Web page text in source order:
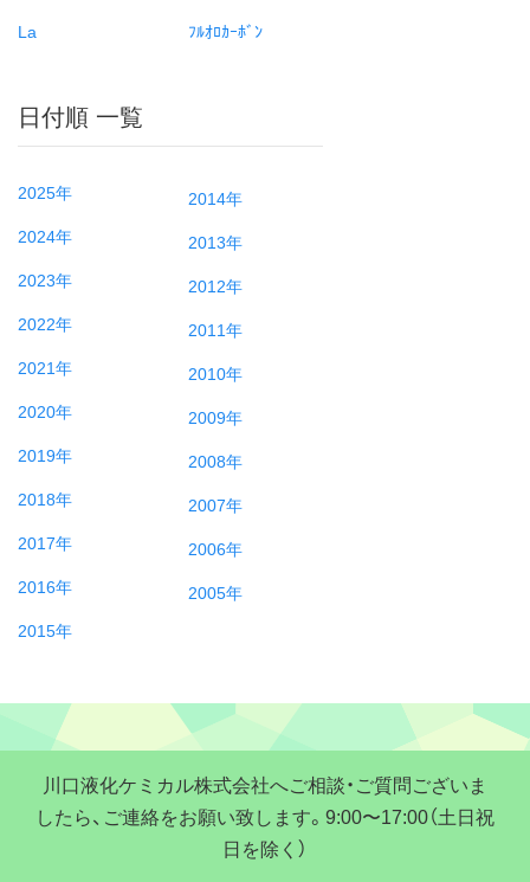
La
ﾌﾙｵﾛｶｰﾎﾞﾝ
日付順 一覧
2025年
2024年
2023年
2022年
2021年
2020年
2019年
2018年
2017年
2016年
2015年
2014年
2013年
2012年
2011年
2010年
2009年
2008年
2007年
2006年
2005年
川口液化ケミカル株式会社へご相談・ご質問ございま
したら、ご連絡をお願い致します。9:00〜17:00（土日祝
日を除く）